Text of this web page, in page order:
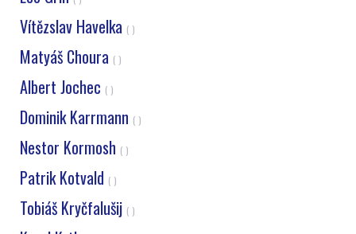
Vítězslav Havelka ( )
Matyáš Choura ( )
Albert Jochec ( )
Dominik Karrmann ( )
Nestor Kormosh ( )
Patrik Kotvald ( )
Tobiáš Kryčfalušij ( )